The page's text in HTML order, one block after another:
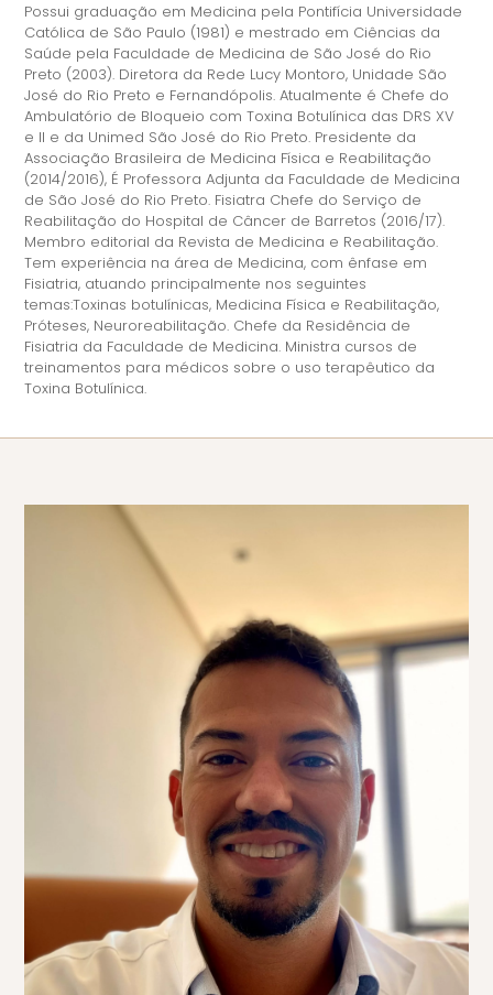
Possui graduação em Medicina pela Pontifícia Universidade
Católica de São Paulo (1981) e mestrado em Ciências da
Saúde pela Faculdade de Medicina de São José do Rio
Preto (2003). Diretora da Rede Lucy Montoro, Unidade São
José do Rio Preto e Fernandópolis. Atualmente é Chefe do
Ambulatório de Bloqueio com Toxina Botulínica das DRS XV
e II e da Unimed São José do Rio Preto. Presidente da
Associação Brasileira de Medicina Física e Reabilitação
(2014/2016), É Professora Adjunta da Faculdade de Medicina
de São José do Rio Preto. Fisiatra Chefe do Serviço de
Reabilitação do Hospital de Câncer de Barretos (2016/17).
Membro editorial da Revista de Medicina e Reabilitação.
Tem experiência na área de Medicina, com ênfase em
Fisiatria, atuando principalmente nos seguintes
temas:Toxinas botulínicas, Medicina Física e Reabilitação,
Próteses, Neuroreabilitação. Chefe da Residência de
Fisiatria da Faculdade de Medicina. Ministra cursos de
treinamentos para médicos sobre o uso terapêutico da
Toxina Botulínica.